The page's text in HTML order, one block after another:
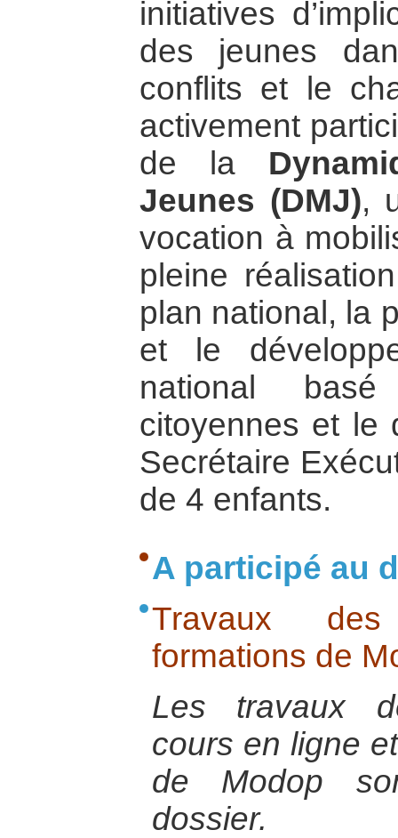
initiatives
des jeunes
conflits et le
activement
de la
Jeunes (DMJ),
vocation à
pleine
plan national, la
et le
national
citoyennes et le
Secrétaire
de 4 enfants.
A participé au
Travaux
formations de
Les travaux
cours en ligne
de Modop
dossier.